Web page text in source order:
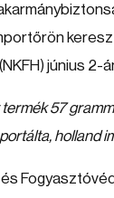
június 2-
57
holland